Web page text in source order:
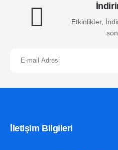
Etkinlikler,
İletişim Bilgileri